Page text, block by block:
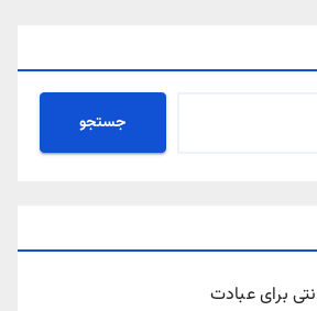
جستجو
برای عبادت